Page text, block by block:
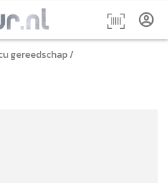
gereedschap/